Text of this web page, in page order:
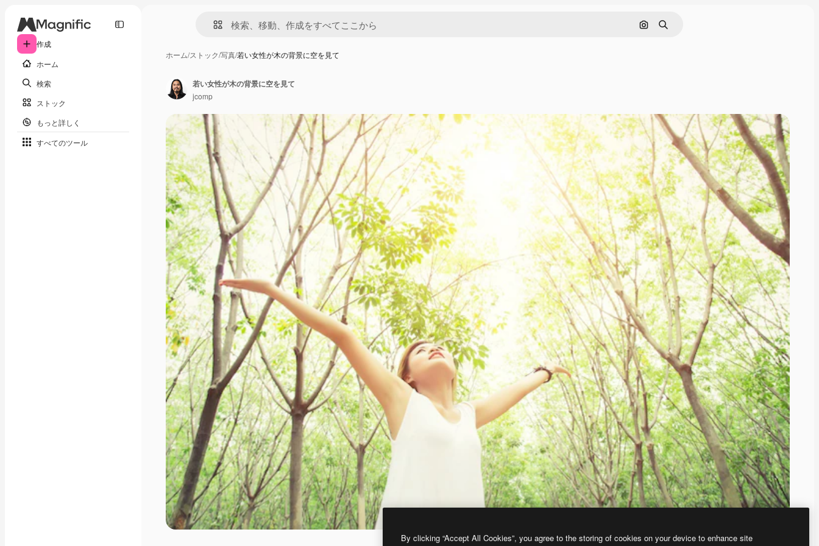
作成
ホーム
検索
ストック
もっと詳しく
すべてのツール
画像で検索
検索
ホーム/ストック/写真/若い女性が木の背景に空を見て
若い女性が木の背景に空を見て
jcomp
By clicking “Accept All Cookies”, you agree to the storing of cookies on your device to enhance site